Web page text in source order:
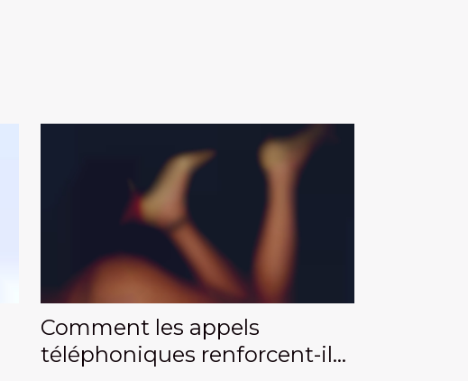
Comment les appels
téléphoniques renforcent-ils